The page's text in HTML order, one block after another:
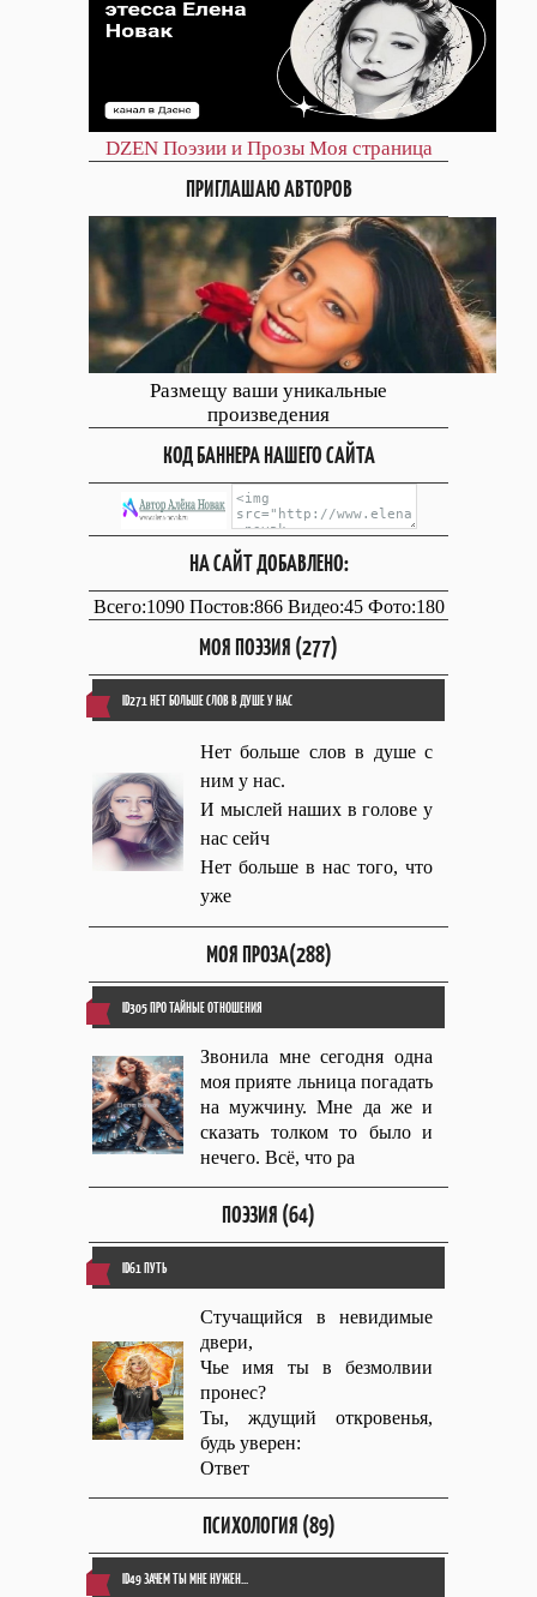
DZEN Поэзии и Прозы Моя страница
ПРИГЛАШАЮ АВТОРОВ
Размещу ваши уникальные
произведения
КОД БАННЕРА НАШЕГО САЙТА
НА САЙТ ДОБАВЛЕНО:
Всего:1090 Постов:866 Видео:45 Фото:180
МОЯ ПОЭЗИЯ (277)
ID271 НЕТ БОЛЬШЕ СЛОВ В ДУШЕ У НАС
Нет больше слов в душе с
ним у нас.
И мыслей наших в голове у
нас сейч
Нет больше в нас того, что
уже
МОЯ ПРОЗА(288)
ID305 ПРО ТАЙНЫЕ ОТНОШЕНИЯ
Звонила мне сегодня одна
моя прияте льница погадать
на мужчину. Мне да же и
сказать толком то было и
нечего. Всë, что ра
ПОЭЗИЯ (64)
ID61 ПУТЬ
Стучащийся в невидимые
двери,
Чье имя ты в безмолвии
пронес?
Ты, ждущий откровенья,
будь уверен:
Ответ
ПСИХОЛОГИЯ (89)
ID49 ЗАЧЕМ ТЫ МНЕ НУЖЕН...